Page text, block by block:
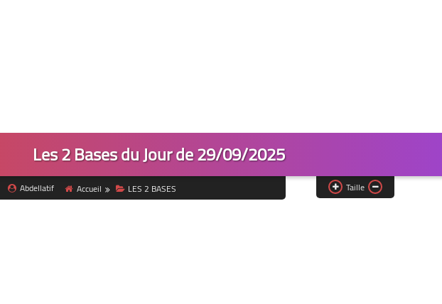
Les 2 Bases du Jour de 29/09/2025
Abdellatif Accueil LES 2 BASES Taille